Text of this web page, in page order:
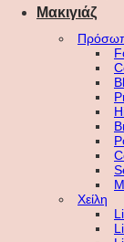
Μακιγιάζ
Χείλη